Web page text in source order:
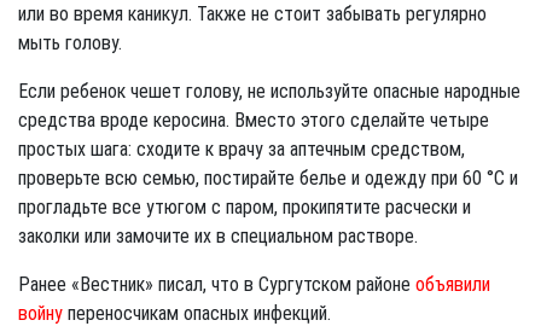
или во время каникул. Также не стоит забывать регулярно
мыть голову.
Если ребенок чешет голову, не используйте опасные народные
средства вроде керосина. Вместо этого сделайте четыре
простых шага: сходите к врачу за аптечным средством,
проверьте всю семью, постирайте белье и одежду при 60 °C и
прогладьте все утюгом с паром, прокипятите расчески и
заколки или замочите их в специальном растворе.
Ранее «Вестник» писал, что в Сургутском районе объявили
войну переносчикам опасных инфекций.